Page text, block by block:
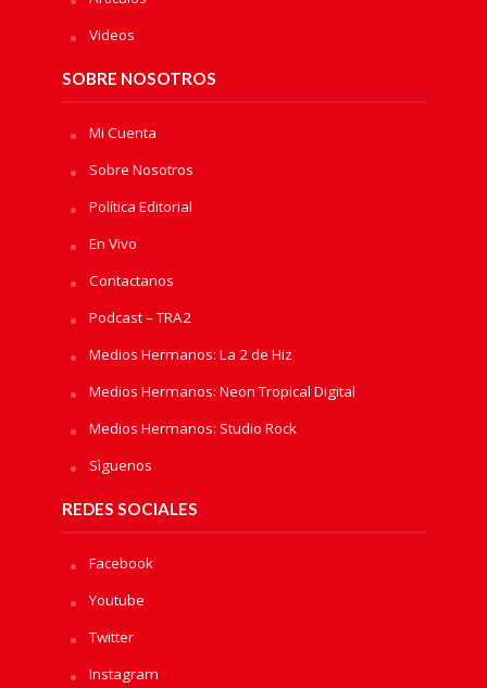
Videos
SOBRE NOSOTROS
Mi Cuenta
Sobre Nosotros
Política Editorial
En Vivo
Contactanos
Podcast – TRA2
Medios Hermanos: La 2 de Hiz
Medios Hermanos: Neon Tropical Digital
Medios Hermanos: Studio Rock
Sìguenos
REDES SOCIALES
Facebook
Youtube
Twitter
Instagram